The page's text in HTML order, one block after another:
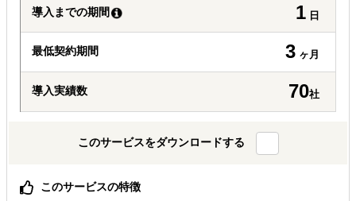
導入までの期間 1 日
最低契約期間 3 ヶ月
導入実績数 70社
このサービスをダウンロードする
このサービスの特徴